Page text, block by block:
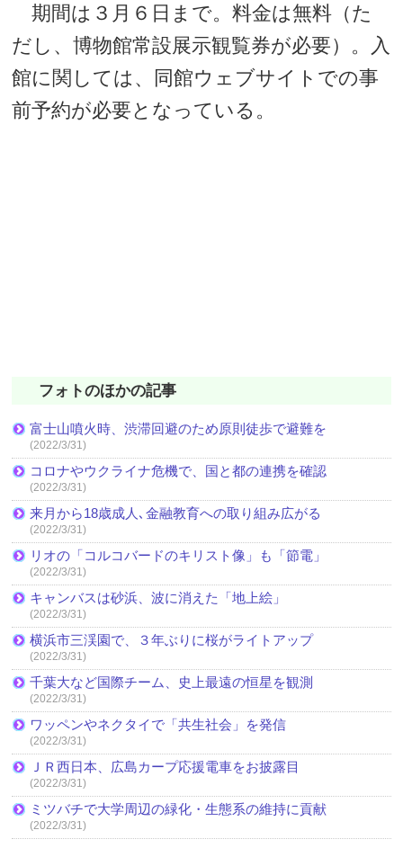
期間は３月６日まで。料金は無料（た
だし、博物館常設展示観覧券が必要）。入
館に関しては、同館ウェブサイトでの事
前予約が必要となっている。
フォトのほかの記事
富士山噴火時、渋滞回避のため原則徒歩で避難を
(2022/3/31)
コロナやウクライナ危機で、国と都の連携を確認
(2022/3/31)
来月から18歳成人､金融教育への取り組み広がる
(2022/3/31)
リオの「コルコバードのキリスト像」も「節電」
(2022/3/31)
キャンバスは砂浜、波に消えた「地上絵」
(2022/3/31)
横浜市三渓園で、３年ぶりに桜がライトアップ
(2022/3/31)
千葉大など国際チーム、史上最遠の恒星を観測
(2022/3/31)
ワッペンやネクタイで「共生社会」を発信
(2022/3/31)
ＪＲ西日本、広島カープ応援電車をお披露目
(2022/3/31)
ミツバチで大学周辺の緑化・生態系の維持に貢献
(2022/3/31)